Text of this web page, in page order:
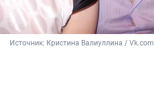
Источник: Кристина Валиуллина / Vk.com